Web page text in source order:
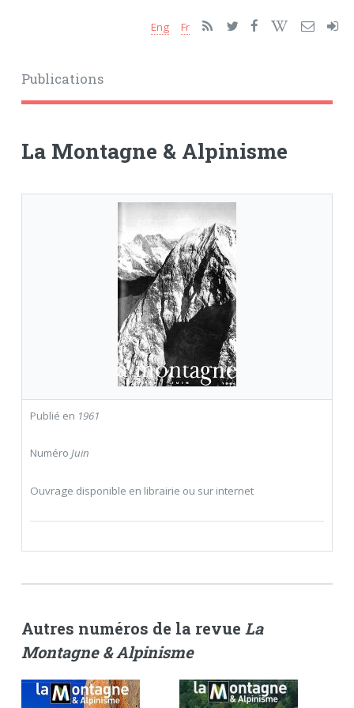
Publications
Eng Fr
La Montagne & Alpinisme
Publié en 1961
Numéro Juin
Ouvrage disponible en librairie ou sur internet
Autres numéros de la revue La
Montagne & Alpinisme